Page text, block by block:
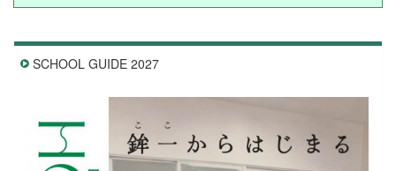
SCHOOL GUIDE 2027